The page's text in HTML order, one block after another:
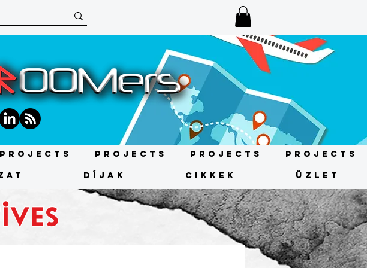
Projects Projects Projects Projects
DÍJAK CIKKEK ÜZLET